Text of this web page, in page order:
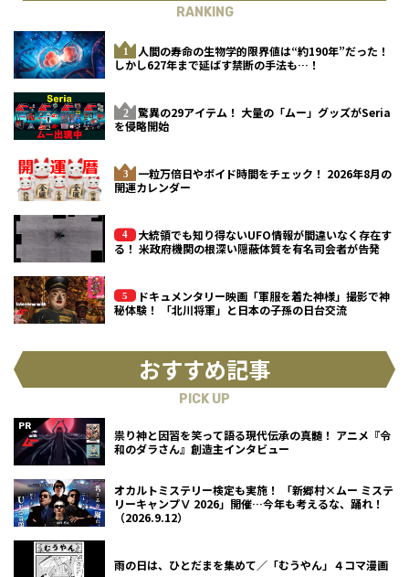
RANKING
人間の寿命の生物学的限界値は“約190年”だった！
しかし627年まで延ばす禁断の手法も…！
驚異の29アイテム！ 大量の「ムー」グッズがSeria
を侵略開始
一粒万倍日やボイド時間をチェック！ 2026年8月の
開運カレンダー
大統領でも知り得ないUFO情報が間違いなく存在す
る！ 米政府機関の根深い隠蔽体質を有名司会者が告発
ドキュメンタリー映画「軍服を着た神様」撮影で神
秘体験！ 「北川将軍」と日本の子孫の日台交流
おすすめ記事
PICK UP
祟り神と因習を笑って語る現代伝承の真髄！ アニメ『令
和のダラさん』創造主インタビュー
オカルトミステリー検定も実施！ 「新郷村×ムー ミステ
リーキャンプⅤ 2026」開催…今年も考えるな、踊れ！
（2026.9.12）
雨の日は、ひとだまを集めて／「むうやん」４コマ漫画